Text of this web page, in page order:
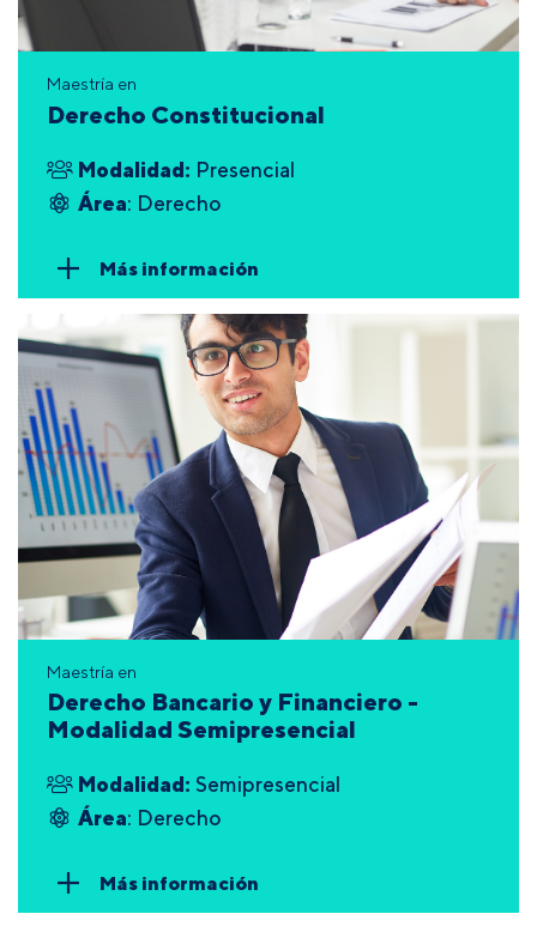
Maestría en
Derecho Constitucional
Modalidad: Presencial
Área: Derecho
Más información
Maestría en
Derecho Bancario y Financiero -
Modalidad Semipresencial
Modalidad: Semipresencial
Área: Derecho
Más información